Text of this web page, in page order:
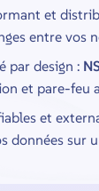
et
entre vos
par design :
et pare-feu
et
données sur